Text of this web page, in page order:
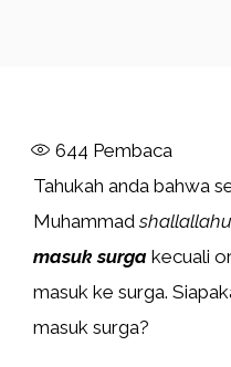
644 Pembaca
Tahukah anda bahwa
Muhammad
masuk surga kecuali
masuk ke surga.
masuk surga?